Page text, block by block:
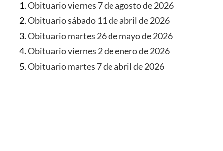
Obituario viernes 7 de agosto de 2026
Obituario sábado 11 de abril de 2026
Obituario martes 26 de mayo de 2026
Obituario viernes 2 de enero de 2026
Obituario martes 7 de abril de 2026